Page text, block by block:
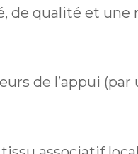
de qualité et
de l’appui